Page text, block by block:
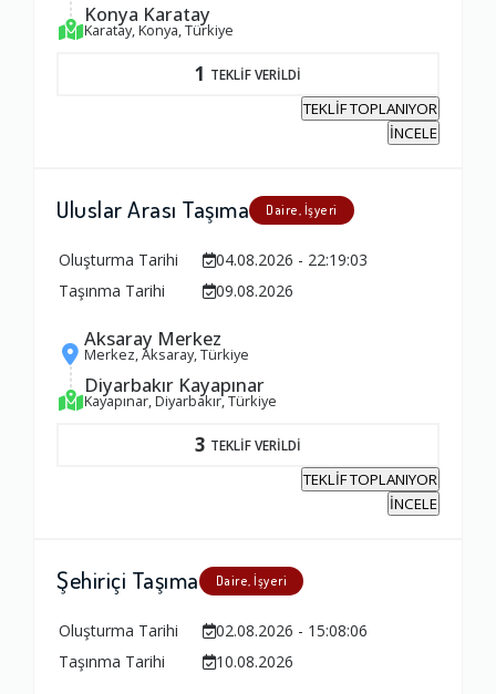
Konya Karatay
Karatay, Konya, Türkiye
1 TEKLİF VERİLDİ
TEKLİF TOPLANIYOR
İNCELE
Uluslar Arası Taşıma Daire, İşyeri
Oluşturma Tarihi
04.08.2026 - 22:19:03
Taşınma Tarihi
09.08.2026
Aksaray Merkez
Merkez, Aksaray, Türkiye
Diyarbakır Kayapınar
Kayapınar, Diyarbakır, Türkiye
3 TEKLİF VERİLDİ
TEKLİF TOPLANIYOR
İNCELE
Şehiriçi Taşıma Daire, İşyeri
Oluşturma Tarihi
02.08.2026 - 15:08:06
Taşınma Tarihi
10.08.2026